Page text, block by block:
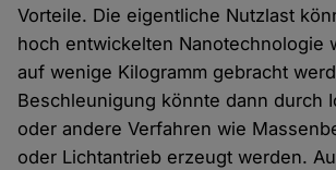
Vorteile. Die eigentliche Nutzlast
hoch entwickelten Nanotechnologie
auf wenige Kilogramm gebracht
Beschleunigung könnte dann durch
oder andere Verfahren wie
oder Lichtantrieb erzeugt werden.